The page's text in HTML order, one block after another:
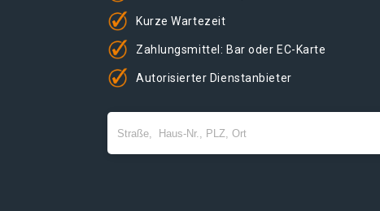
Kurze Wartezeit
Zahlungsmittel: Bar oder EC-Karte
Autorisierter Dienstanbieter